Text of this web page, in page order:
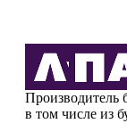
Производитель
в том числе из